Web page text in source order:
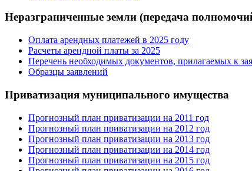
Неразграниченные земли (передача
Оплата арендных платежей в 2025 году
Расчеты арендной платы за 2025
Перечень необходимых документов, прилагаемых к
Образцы заявлений
Приватизация муниципального имущества
Прогнозный план приватизации на 2011 год
Прогнозный план приватизации на 2012 год
Прогнозный план приватизации на 2013 год
Прогнозный план приватизации на 2014 год
Прогнозный план приватизации на 2015 год